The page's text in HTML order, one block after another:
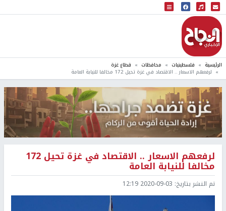
البث المباشر
إذاعة النجاح
الرئيسية فلسطينيات محافظات قطاع غزة
لرفعهم الاسعار .. الاقتصاد في غزة تحيل 172 مخالفا للنيابة العامة
لرفعهم الاسعار .. الاقتصاد في غزة تحيل 172
مخالفا للنيابة العامة
تم النشر بتاريخ: 2020-09-03 12:19